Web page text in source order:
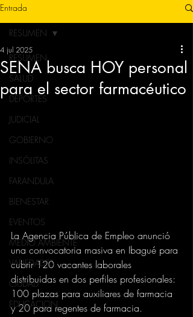
Entrada
RESUMEN
SALUD
DEPORTES
JUDICIAL
GOBIERNO
INSÓLITAS
FARANDULA
BIENESTAR
EVENTOS
MEDIO AMBIENTE
VARIEDADES
CIUDAD
EDUCACION
RESUMEN
SENA busca HOY personal
para el sector farmacéutico
4 jul 2025
La Agencia Pública de Empleo anunció
una convocatoria masiva en Ibagué para
cubrir 120 vacantes laborales
distribuidas en dos perfiles profesionales:
100 plazas para auxiliares de farmacia
y 20 para regentes de farmacia.